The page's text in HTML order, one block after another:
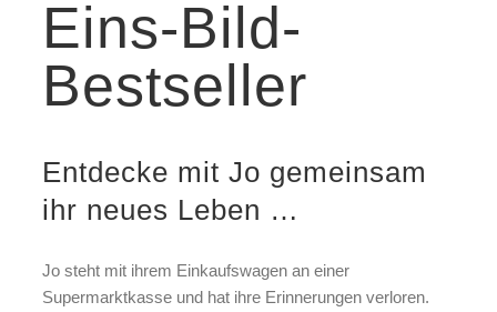
Eins-Bild-
Bestseller
Entdecke mit Jo gemeinsam
ihr neues Leben …
Jo steht mit ihrem Einkaufswagen an einer
Supermarktkasse und hat ihre Erinnerungen verloren.